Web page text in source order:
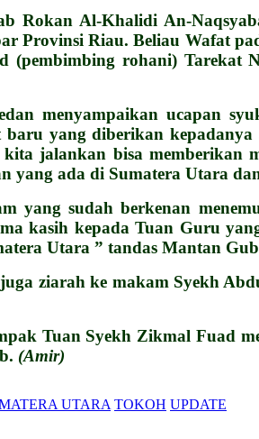
Rokan Al-Khalidi An-
Riau. Beliau Wafat
(pembimbing rohani)
menyampaikan ucapan
yang diberikan
kita jalankan bisa
ada di Sumatera Utara
yang sudah berkenan
kasih kepada Tuan Guru
Utara ” tandas Mantan
ziarah ke makam Syekh
Tuan Syekh Zikmal Fuad
(Amir)
UTARA TOKOH UPDATE